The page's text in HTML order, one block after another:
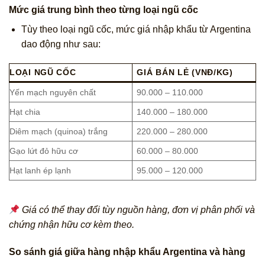
Mức giá trung bình theo từng loại ngũ cốc
Tùy theo loại ngũ cốc, mức giá nhập khẩu từ Argentina
dao động như sau:
LOẠI NGŨ CỐC GIÁ BÁN LẺ (VNĐ/KG)
Yến mạch nguyên chất 90.000 – 110.000
Hạt chia 140.000 – 180.000
Diêm mạch (quinoa) trắng 220.000 – 280.000
Gạo lứt đỏ hữu cơ 60.000 – 80.000
Hạt lanh ép lạnh 95.000 – 120.000
Giá có thể thay đổi tùy nguồn hàng, đơn vị phân phối và
chứng nhận hữu cơ kèm theo.
So sánh giá giữa hàng nhập khẩu Argentina và hàng